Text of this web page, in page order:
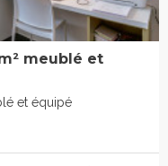
meublé et
et équipé